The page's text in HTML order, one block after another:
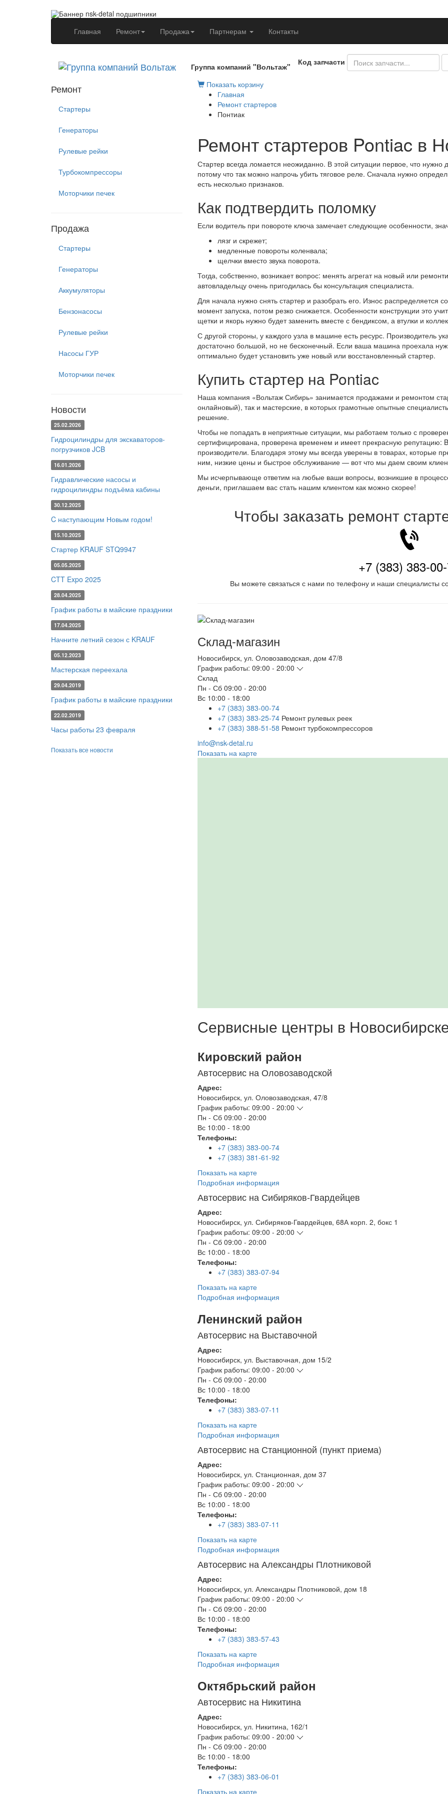
Главная (current)Ремонт Продажа Партнерам Контакты
Группа компаний "Вольтаж"
Код запчасти
Ремонт
Стартеры
Генераторы
Рулевые рейки
Турбокомпрессоры
Моторчики печек
Продажа
Стартеры
Генераторы
Аккумуляторы
Бензонасосы
Рулевые рейки
Насосы ГУР
Моторчики печек
Новости
25.02.2026
Гидроцилиндры для экскаваторов-
погрузчиков JCB
16.01.2026
Гидравлические насосы и
гидроцилиндры подъёма кабины
30.12.2025
C наступающим Новым годом!
15.10.2025
Стартер KRAUF STQ9947
05.05.2025
CTT Expo 2025
28.04.2025
График работы в майские праздники
17.04.2025
Начните летний сезон с KRAUF
05.12.2023
Мастерская переехала
29.04.2019
График работы в майские праздники
22.02.2019
Часы работы 23 февраля
Показать все новости
Показать корзину
Главная
Ремонт стартеров
Понтиак
Ремонт стартеров Pontiac в
Стартер всегда ломается неожиданно. В этой ситуации первое, что
потому что так можно напрочь убить тяговое реле. Сначала нужно
есть несколько признаков.
Как подтвердить поломку
Если водитель при повороте ключа замечает следующие особенности,
лязг и скрежет;
медленные повороты коленвала;
щелчки вместо звука поворота.
Тогда, собственно, возникает вопрос: менять агрегат на новый или
автовладельцу очень пригодилась бы консультация специалиста.
Для начала нужно снять стартер и разобрать его. Износ распределяется
момент запуска, потом резко снижается. Особенности конструкции это
щетки и якорь нужно будет заменить вместе с бендиксом, а втулки и
С другой стороны, у каждого узла в машине есть ресурс. Производитель
достаточно большой, но не бесконечный. Если ваша машина проехала
оптимально будет установить уже новый или восстановленный стартер.
Купить стартер на Pontiac
Наша компания «Вольтаж Сибирь» занимается продажами и ремонтом
онлайновый), так и мастерские, в которых грамотные опытные
решение.
Чтобы не попадать в неприятные ситуации, мы работаем только с
сертифицирована, проверена временем и имеет прекрасную репутацию:
производители. Благодаря этому мы всегда уверены в товарах, которые
ним, низкие цены и быстрое обслуживание — вот что мы даем своим
Мы исчерпывающе ответим на любые ваши вопросы, возникшие в
деньги, приглашаем вас стать нашим клиентом как можно скорее!
Чтобы заказать ремонт
+7 (383) 383-
Вы можете связаться с нами по телефону и наши специалисты
Склад-магазин
Новосибирск, ул. Оловозаводская, дом 47/8
График работы: 09:00 - 20:00
Склад
Пн - Сб 09:00 - 20:00
Вс 10:00 - 18:00
+7 (383) 383-00-74
+7 (383) 383-25-74 Ремонт рулевых реек
+7 (383) 388-51-58 Ремонт турбокомпрессоров
info@nsk-detal.ru
Показать на карте
Сервисные центры в
Кировский район
Автосервис на Оловозаводской
Адрес:
Новосибирск, ул. Оловозаводская, 47/8
График работы: 09:00 - 20:00
Пн - Сб 09:00 - 20:00
Вс 10:00 - 18:00
Телефоны:
+7 (383) 383-00-74
+7 (383) 381-61-92
Показать на карте
Подробная информация
Автосервис на Сибиряков-Гвардейцев
Адрес:
Новосибирск, ул. Сибиряков-Гвардейцев, 68А корп. 2, бокс 1
График работы: 09:00 - 20:00
Пн - Сб 09:00 - 20:00
Вс 10:00 - 18:00
Телефоны:
+7 (383) 383-07-94
Показать на карте
Подробная информация
Ленинский район
Автосервис на Выставочной
Адрес:
Новосибирск, ул. Выставочная, дом 15/2
График работы: 09:00 - 20:00
Пн - Сб 09:00 - 20:00
Вс 10:00 - 18:00
Телефоны:
+7 (383) 383-07-11
Показать на карте
Подробная информация
Автосервис на Станционной (пункт приема)
Адрес:
Новосибирск, ул. Станционная, дом 37
График работы: 09:00 - 20:00
Пн - Сб 09:00 - 20:00
Вс 10:00 - 18:00
Телефоны:
+7 (383) 383-07-11
Показать на карте
Подробная информация
Автосервис на Александры Плотниковой
Адрес:
Новосибирск, ул. Александры Плотниковой, дом 18
График работы: 09:00 - 20:00
Пн - Сб 09:00 - 20:00
Вс 10:00 - 18:00
Телефоны:
+7 (383) 383-57-43
Показать на карте
Подробная информация
Октябрьский район
Автосервис на Никитина
Адрес:
Новосибирск, ул. Никитина, 162/1
График работы: 09:00 - 20:00
Пн - Сб 09:00 - 20:00
Вс 10:00 - 18:00
Телефоны:
+7 (383) 383-06-01
Показать на карте